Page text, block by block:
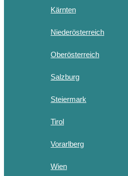
Kärnten
Niederösterreich
Oberösterreich
Salzburg
Steiermark
Tirol
Vorarlberg
Wien